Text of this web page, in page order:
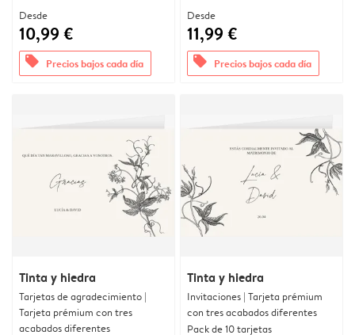
Desde
10,99 €
offers Precios bajos cada día
Desde
11,99 €
offers Precios bajos cada día
Tinta y hiedra
Tarjetas de agradecimiento |
Tarjeta prémium con tres
acabados diferentes
Tinta y hiedra
Invitaciones | Tarjeta prémium
con tres acabados diferentes
Pack de 10 tarjetas